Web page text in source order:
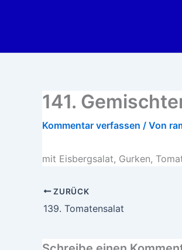
141.
Kommentar verfassen / Von
mit Eisbergsalat, Gurken,
ZURÜCK
139. Tomatensalat